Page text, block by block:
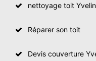
nettoyage toit
Réparer son toit
Devis couverture